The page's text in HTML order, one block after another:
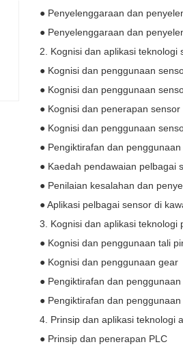
● Penyelenggaraan dan
● Penyelenggaraan dan
2. Kognisi dan aplikasi teknologi
● Kognisi dan penggunaan
● Kognisi dan penggunaan
● Kognisi dan penerapan sensor
● Kognisi dan penggunaan
● Pengiktirafan dan
● Kaedah pendawaian pelbagai
● Penilaian kesalahan dan
● Aplikasi pelbagai sensor di
3. Kognisi dan aplikasi teknologi
● Kognisi dan penggunaan tali
● Kognisi dan penggunaan gear
● Pengiktirafan dan
● Pengiktirafan dan
4. Prinsip dan aplikasi teknologi
● Prinsip dan penerapan PLC